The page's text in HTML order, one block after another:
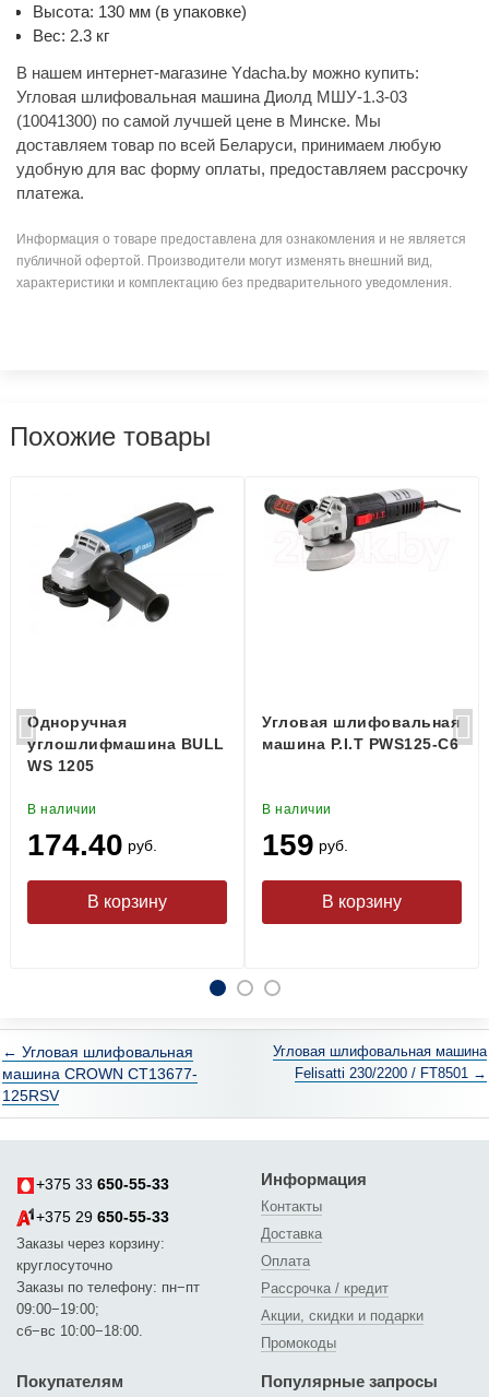
Высота: 130 мм (в упаковке)
Вес: 2.3 кг
В нашем интернет-магазине Ydacha.by можно купить:
Угловая шлифовальная машина Диолд МШУ-1.3-03
(10041300) по самой лучшей цене в Минске. Мы
доставляем товар по всей Беларуси, принимаем любую
удобную для вас форму оплаты, предоставляем рассрочку
платежа.
Информация о товаре предоставлена для ознакомления и не является
публичной офертой. Производители могут изменять внешний вид,
характеристики и комплектацию без предварительного уведомления.
Похожие товары
Одноручная
углошлифмашина BULL
WS 1205
В наличии
174.40 руб.
Угловая шлифовальная
машина P.I.T PWS125-C6
В наличии
159 руб.
← Угловая шлифовальная
машина CROWN CT13677-
125RSV
Угловая шлифовальная машина
Felisatti 230/2200 / FT8501 →
+375 33 650-55-33
+375 29 650-55-33
Заказы через корзину:
круглосуточно
Заказы по телефону: пн−пт
09:00−19:00;
сб−вс 10:00−18:00.
Информация
Контакты
Доставка
Оплата
Рассрочка / кредит
Акции, скидки и подарки
Промокоды
Покупателям Популярные запросы